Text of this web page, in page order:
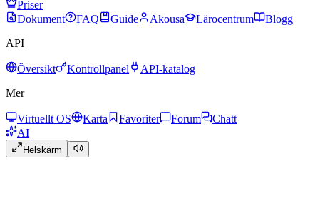
Priser
Dokument
FAQ Guide Akousa Lärocentrum
Blogg
API
Översikt Kontrollpanel
API-katalog
Mer
Virtuellt OS Karta Favoriter Forum
Chatt
AI
Helskärm